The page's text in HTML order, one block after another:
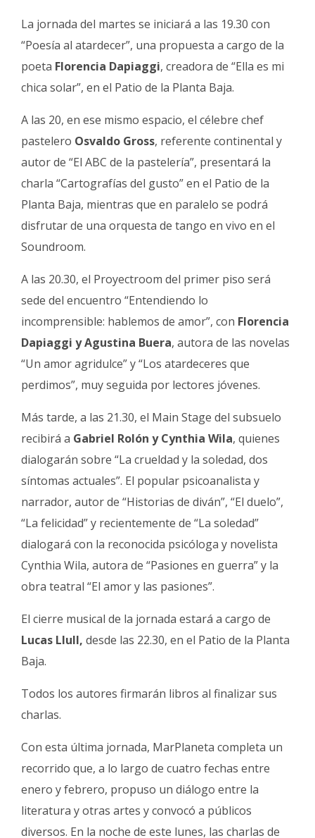
La jornada del martes se iniciará a las 19.30 con
“Poesía al atardecer”, una propuesta a cargo de la
poeta Florencia Dapiaggi, creadora de “Ella es mi
chica solar”, en el Patio de la Planta Baja.
A las 20, en ese mismo espacio, el célebre chef
pastelero Osvaldo Gross, referente continental y
autor de “El ABC de la pastelería”, presentará la
charla “Cartografías del gusto” en el Patio de la
Planta Baja, mientras que en paralelo se podrá
disfrutar de una orquesta de tango en vivo en el
Soundroom.
A las 20.30, el Proyectroom del primer piso será
sede del encuentro “Entendiendo lo
incomprensible: hablemos de amor”, con Florencia
Dapiaggi y Agustina Buera, autora de las novelas
“Un amor agridulce” y “Los atardeceres que
perdimos”, muy seguida por lectores jóvenes.
Más tarde, a las 21.30, el Main Stage del subsuelo
recibirá a Gabriel Rolón y Cynthia Wila, quienes
dialogarán sobre “La crueldad y la soledad, dos
síntomas actuales”. El popular psicoanalista y
narrador, autor de “Historias de diván”, “El duelo”,
“La felicidad” y recientemente de “La soledad”
dialogará con la reconocida psicóloga y novelista
Cynthia Wila, autora de “Pasiones en guerra” y la
obra teatral “El amor y las pasiones”.
El cierre musical de la jornada estará a cargo de
Lucas Llull, desde las 22.30, en el Patio de la Planta
Baja.
Todos los autores firmarán libros al finalizar sus
charlas.
Con esta última jornada, MarPlaneta completa un
recorrido que, a lo largo de cuatro fechas entre
enero y febrero, propuso un diálogo entre la
literatura y otras artes y convocó a públicos
diversos. En la noche de este lunes, las charlas de